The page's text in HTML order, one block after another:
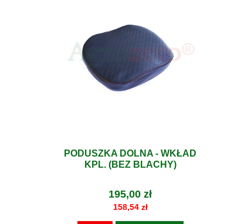
PODUSZKA DOLNA - WKŁAD
KPL. (BEZ BLACHY)
195,00 zł
158,54 zł